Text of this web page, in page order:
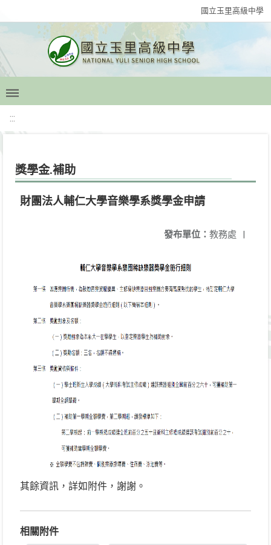
國立玉里高級中學
:::
獎學金.補助
財團法人輔仁大學音樂學系獎學金申請
發布單位： 教務處 |
其餘資訊，詳如附件，謝謝。
相關附件